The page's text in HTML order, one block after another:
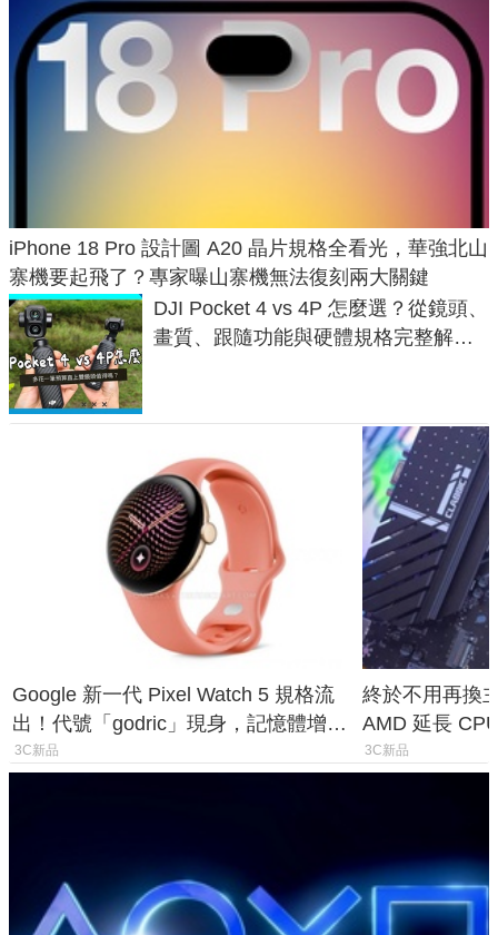
iPhone 18 Pro 設計圖 A20 晶片規格全看光，華強北山
寨機要起飛了？專家曝山寨機無法復刻兩大關鍵
DJI Pocket 4 vs 4P 怎麼選？從鏡頭、
畫質、跟隨功能與硬體規格完整解
Google 新一代 Pixel Watch 5 規格流
出！代號「godric」現身，記憶體增強
鎖定 AI 應用
3C新品
終於不用再換
AMD 延長
1954 至少能戰
3C新品